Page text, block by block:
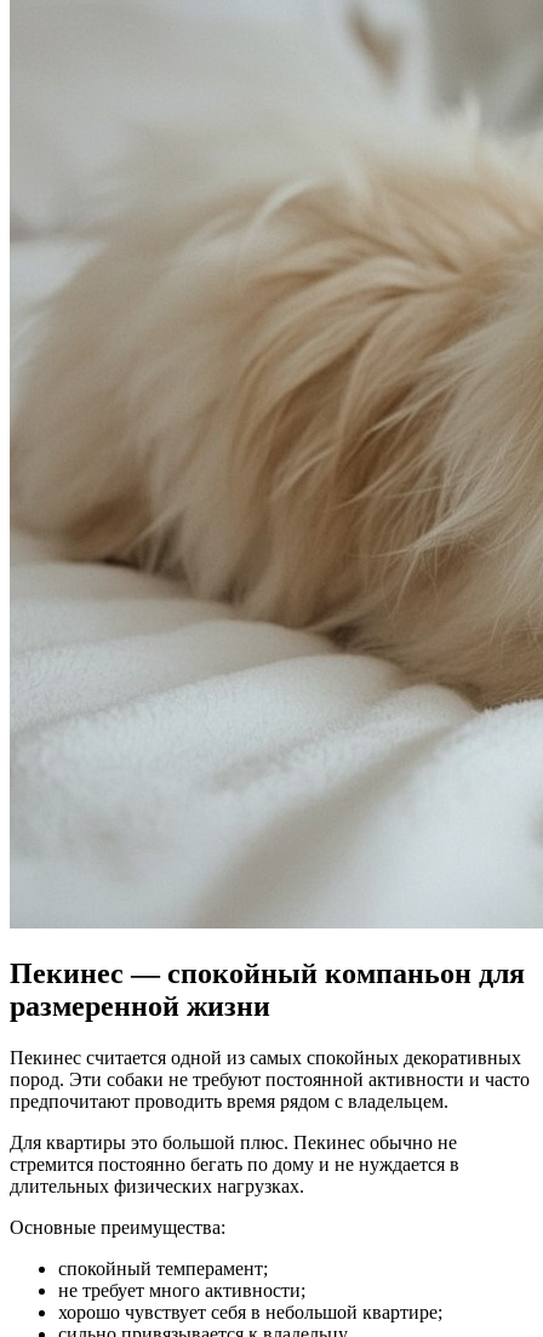
Пекинес — спокойный компаньон для
размеренной жизни
Пекинес считается одной из самых спокойных декоративных
пород. Эти собаки не требуют постоянной активности и часто
предпочитают проводить время рядом с владельцем.
Для квартиры это большой плюс. Пекинес обычно не
стремится постоянно бегать по дому и не нуждается в
длительных физических нагрузках.
Основные преимущества:
спокойный темперамент;
не требует много активности;
хорошо чувствует себя в небольшой квартире;